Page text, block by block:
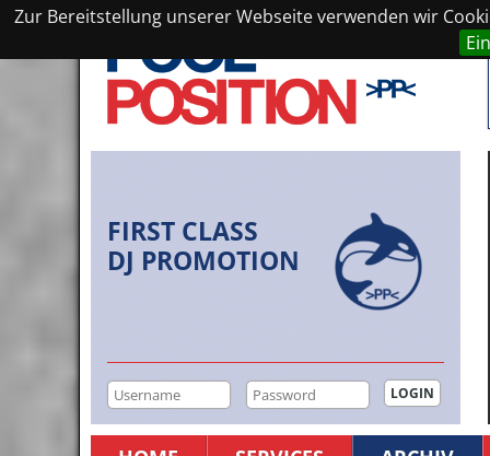
Zur Bereitstellung unserer Webseite verwenden wir
FIRST CLASS
DJ PROMOTION